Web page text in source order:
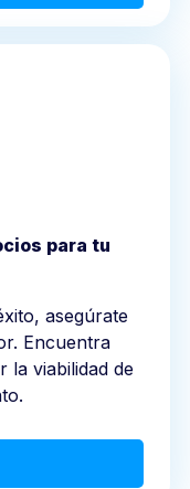
para tu
asegúrate
Encuentra
la viabilidad de